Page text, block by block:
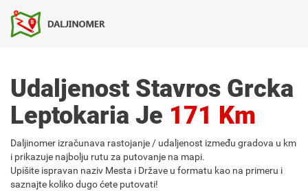
Udaljenost Stavros Grcka
Leptokaria Je 171 Km
Daljinomer izračunava rastojanje / udaljenost između gradova u km
i prikazuje najbolju rutu za putovanje na mapi.
Upišite ispravan naziv Mesta i Države u formatu kao na primeru i
saznajte koliko dugo ćete putovati!